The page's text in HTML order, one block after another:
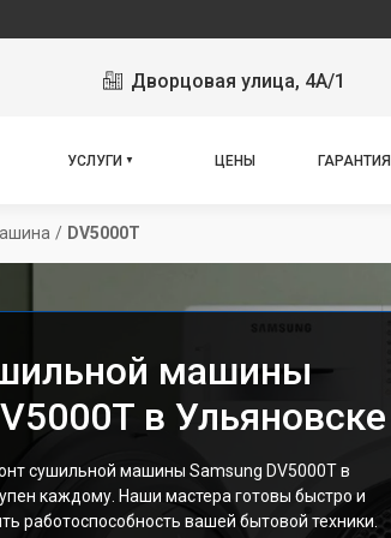
Дворцовая улица, 4А/1
УСЛУГИ ЦЕНЫ ГАРАНТИЯ
/ DV5000T
машины
в Ульяновске
сушильной машины Samsung DV5000T в
каждому. Наши мастера готовы быстро и
работоспособность вашей бытовой техники.